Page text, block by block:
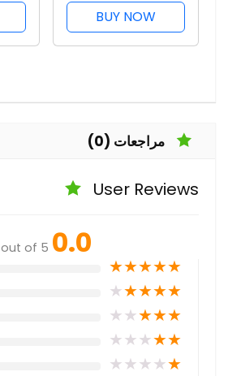
BUY NOW
مراجعات (0)
User Reviews
0.0
out of 5
★
★
★
★
★
★
★
★
★
★
★
★
★
★
★
★
★
★
★
★
★
★
★
★
★